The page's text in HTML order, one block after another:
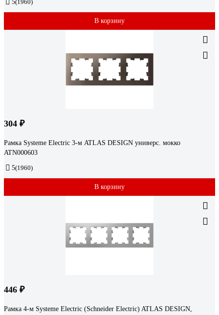
5(1960)
В корзину
304 ₽
Рамка Systeme Electric 3-м ATLAS DESIGN универс. мокко
ATN000603
5(1960)
В корзину
446 ₽
Рамка 4-м Systeme Electric (Schneider Electric) ATLAS DESIGN,